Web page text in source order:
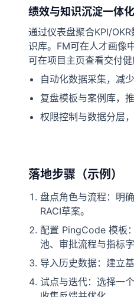
绩效与知识沉淀一体化
通过仪表盘聚合KPI/
识库。FM可在人才画像
可在项目主页查看交付健
自动化数据采集，减少
复盘模板与案例库，
权限控制与数据分层
落地步骤（示例）
盘点角色与流程：明
RACI草案。
配置 PingCode 模板
池、审批流程与指标字
导入历史数据：建立
试点与迭代：选择一